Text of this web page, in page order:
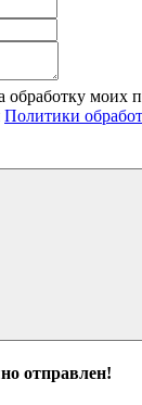
обработку моих
Политики
отправлен!